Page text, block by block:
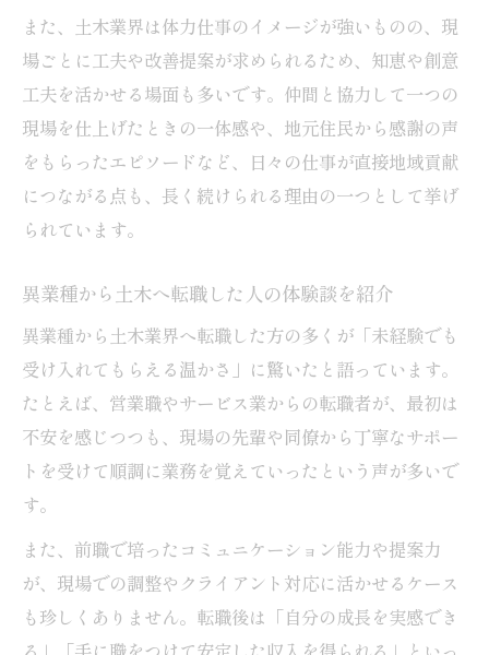
土木業界で実感する地域コミュニティの強
み
安心して働ける土木現場の地域連携ポイン
ト
また、土木業界は体力仕事のイメージが強いものの、現
場ごとに工夫や改善提案が求められるため、知恵や創意
工夫を活かせる場面も多いです。仲間と協力して一つの
現場を仕上げたときの一体感や、地元住民から感謝の声
をもらったエピソードなど、日々の仕事が直接地域貢献
につながる点も、長く続けられる理由の一つとして挙げ
られています。
異業種から土木へ転職した人の体験談を紹介
異業種から土木業界へ転職した方の多くが「未経験でも
受け入れてもらえる温かさ」に驚いたと語っています。
たとえば、営業職やサービス業からの転職者が、最初は
不安を感じつつも、現場の先輩や同僚から丁寧なサポー
トを受けて順調に業務を覚えていったという声が多いで
す。
また、前職で培ったコミュニケーション能力や提案力
が、現場での調整やクライアント対応に活かせるケース
も珍しくありません。転職後は「自分の成長を実感でき